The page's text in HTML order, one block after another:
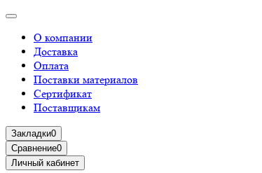
О компании
Доставка
Оплата
Поставки материалов
Сертификат
Поставщикам
Закладки0
Сравнение0
Личный кабинет